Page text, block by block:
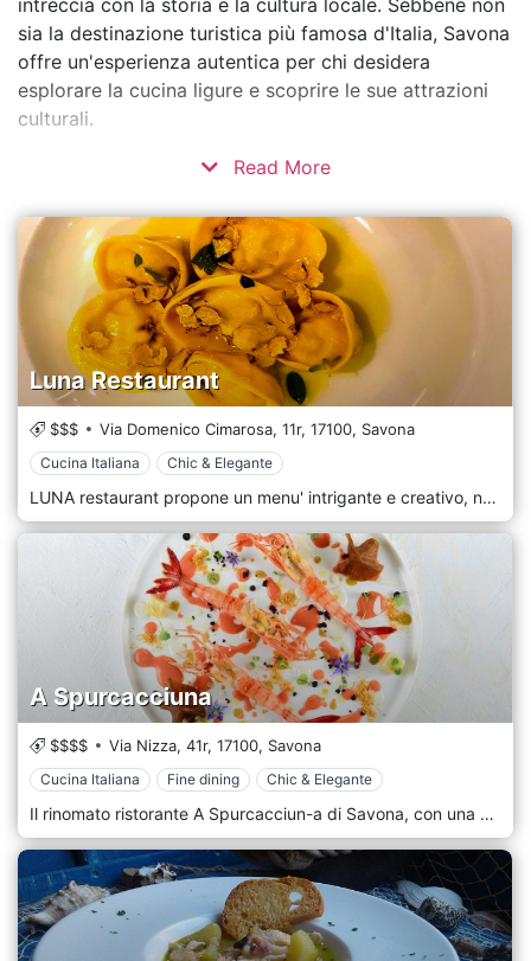
intreccia con la storia e la cultura locale. Sebbene non
sia la destinazione turistica più famosa d'Italia, Savona
offre un'esperienza autentica per chi desidera
esplorare la cucina ligure e scoprire le sue attrazioni
culturali.
Read More
Luna Restaurant
$$$ Via Domenico Cimarosa, 11r, 17100, Savona
Cucina Italiana Chic & Elegante
LUNA restaurant propone un menu' intrigante e creativo, nel quale la tradizione mediterranea sposa le nuove tendenze, dando origine ad una cucina "fusion". Luna Restaurant esprime la voglia di ricercare, di guardare sempre avanti senza farsi condizionare dai risultati ottenuti da oltre 20 anni di attività. Senza passione e sacrifici, questo mestiere non avrebbe senso. L'innesto del nuovo Chef, Sabrina Facciolo, ha dato vitalità e stimolo alla cucina.
A Spurcacciuna
$$$$ Via Nizza, 41r, 17100, Savona
Cucina Italiana Fine dining Chic & Elegante
Il rinomato ristorante A Spurcacciun-a di Savona, con una storia familiare secolare, promuove la cucina locale attraverso ingredienti freschi e stagionali. Guidato da Simone Perata dal 2018, il ristorante ha un approccio innovativo che conserva la tradizione, unendo sapori regionali a influenze internazionali. L'ambiente del ristorante è altrettanto curato. Le sale sono eleganti e accoglienti, con arredi raffinati e un'atmosfera intima e suggestiva. A Spurcacciun-a è il luogo ideale per un'esperienza gastronomica unica, che coniuga gusto, arte e bellezza.